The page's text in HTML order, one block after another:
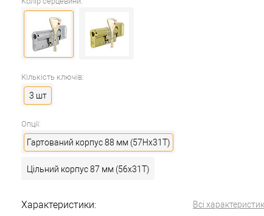
Кількість ключів:
3 шт
Опції:
Гартований корпус 88 мм (57Hx31T)
Цільний корпус 87 мм (56x31T)
Характеристики: Всі